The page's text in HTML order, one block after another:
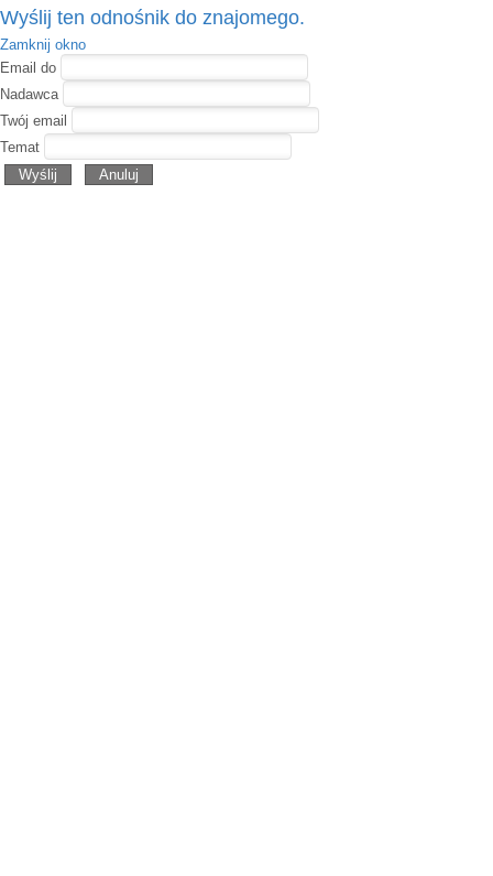
Wyślij ten odnośnik do znajomego.
Zamknij okno
Email do
Nadawca
Twój email
Temat
Wyślij
Anuluj